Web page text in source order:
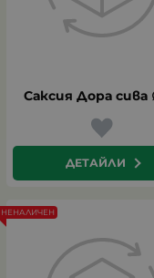
Саксия Дора сива
ДЕТАЙЛИ
НЕНАЛИЧЕН